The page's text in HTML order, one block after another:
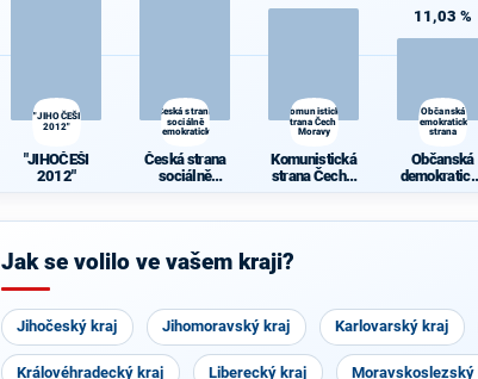
"JIHOČEŠI
2012"
"JIHOČEŠI
2012"
Česká strana
sociálně
demokratická
Česká strana
sociálně
Komunistická
strana Čech a
Moravy
Komunistická
strana Čech a
11,03 %
Občanská
demokratická
strana
Občanská
Jak se volilo ve vašem kraji?
Jihočeský kraj Jihomoravský kraj Karlovarský kraj
Královéhradecký kraj Liberecký kraj Moravskoslezský